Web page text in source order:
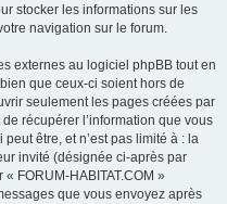
stocker les informations sur les
navigation sur le forum.
externes au logiciel phpBB tout en
que ceux-ci soient hors de
seulement les pages créées par
récupérer l’information que vous
être, et n’est pas limité à : la
invité (désignée ci-après par
FORUM-HABITAT.COM »
que vous envoyez après